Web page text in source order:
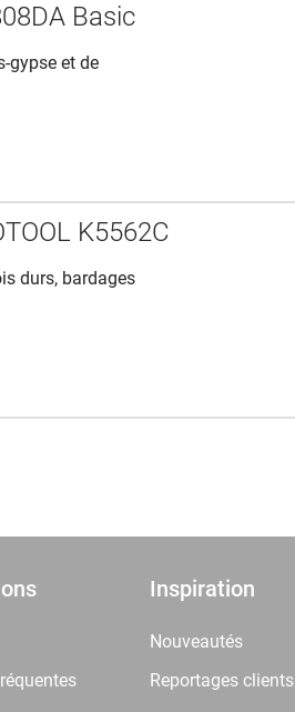
Basic
gypse et de
K5562C
durs, bardages
Inspiration
Nouveautés
Reportages clients